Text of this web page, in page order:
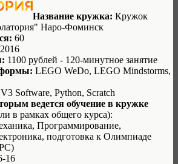
Название кружка: Кружок
Наро-Фоминск
60
2016
1100 рублей - 120-минутное занятие
LEGO WeDo, LEGO Mindstorms,
Software, Python, Scratch
ведется обучение в кружке
в рамках общего курса):
Программирование,
подготовка к Олимпиаде
16